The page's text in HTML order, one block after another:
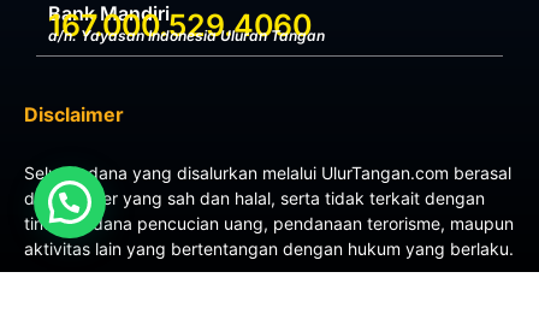
Bank Mandiri
167.000.529.4060
a/n. Yayasan Indonesia Uluran Tangan
Disclaimer
Seluruh dana yang disalurkan melalui UlurTangan.com berasal
dari sumber yang sah dan halal, serta tidak terkait dengan
tindak pidana pencucian uang, pendanaan terorisme, maupun
aktivitas lain yang bertentangan dengan hukum yang berlaku.